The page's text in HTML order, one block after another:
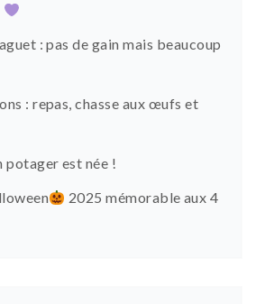
: pas de gain mais beaucoup
: repas, chasse aux œufs et
est née !
2025 mémorable aux 4